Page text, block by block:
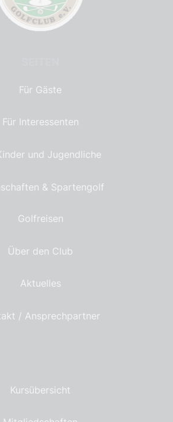
Für Gäste
Für Interessenten
und Jugendliche
& Spartengolf
Golfreisen
Über den Club
Aktuelles
/ Ansprechpartner
Kursübersicht